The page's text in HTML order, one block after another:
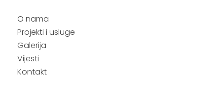
O nama
Projekti i usluge
Galerija
Vijesti
Kontakt